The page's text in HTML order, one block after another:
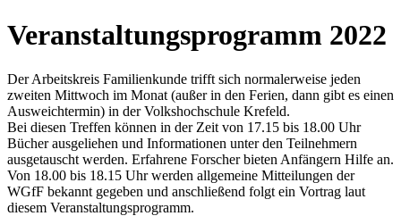
Veranstaltungsprogramm 2022
Der Arbeitskreis Familienkunde trifft sich normalerweise jeden
zweiten Mittwoch im Monat (außer in den Ferien, dann gibt es einen
Ausweichtermin) in der Volkshochschule Krefeld.
Bei diesen Treffen können in der Zeit von 17.15 bis 18.00 Uhr
Bücher ausgeliehen und Informationen unter den Teilnehmern
ausgetauscht werden. Erfahrene Forscher bieten Anfängern Hilfe an.
Von 18.00 bis 18.15 Uhr werden allgemeine Mitteilungen der
WGfF bekannt gegeben und anschließend folgt ein Vortrag laut
diesem Veranstaltungsprogramm.